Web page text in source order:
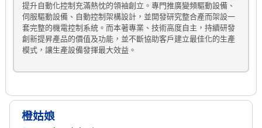
提升自動化控制充滿熱忱的領袖創立。專門推廣變頻驅動設備、
伺服驅動設備、自動控制架構設計，並開發研究整合產而架設一
套完整的機電控制系統。而本著專業、技術高度自主，持續研發
創新提昇產品的價值及功能，並不斷協助客戶建立最佳化的生產
模式，讓生產設備發揮最大效益。
橙姑娘